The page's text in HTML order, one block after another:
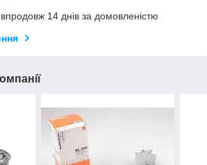
14 днів за домовленістю